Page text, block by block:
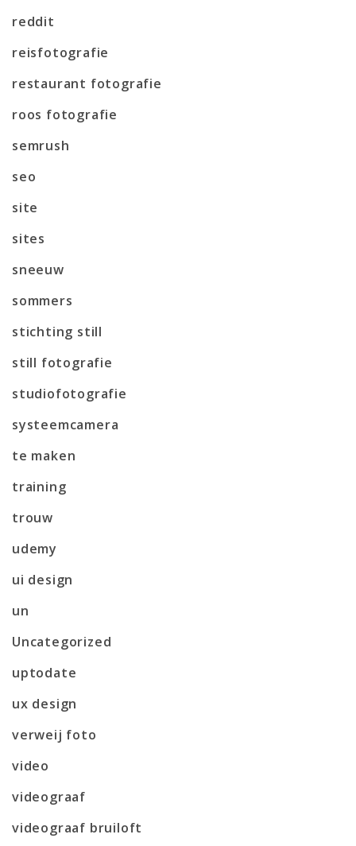
reddit
reisfotografie
restaurant fotografie
roos fotografie
semrush
seo
site
sites
sneeuw
sommers
stichting still
still fotografie
studiofotografie
systeemcamera
te maken
training
trouw
udemy
ui design
un
Uncategorized
uptodate
ux design
verweij foto
video
videograaf
videograaf bruiloft